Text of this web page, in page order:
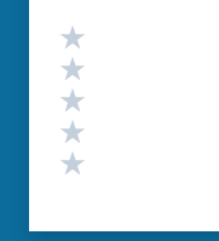
Valutazione